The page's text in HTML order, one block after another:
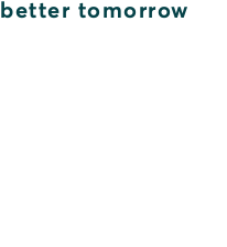
better tomorrow